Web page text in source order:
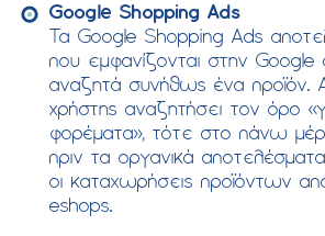
Google Shopping Ads
Τα Google Shopping Ads
που εμφανίζονται στην
αναζητά συνήθως ένα προϊόν.
χρήστης αναζητήσει τον όρο
φορέματα», τότε στο πάνω
πριν τα οργανικά
οι καταχωρήσεις προϊόντων
eshops.